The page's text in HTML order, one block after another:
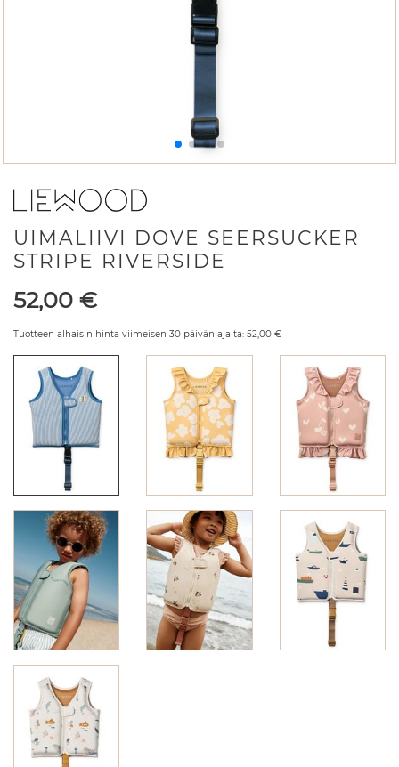
UIMALIIVI DOVE SEERSUCKER
STRIPE RIVERSIDE
Hinta
52,00 €
Tuotteen alhaisin hinta viimeisen 30 päivän ajalta: 52,00 €